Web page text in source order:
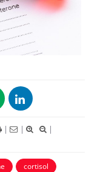
| |
|
cortisol